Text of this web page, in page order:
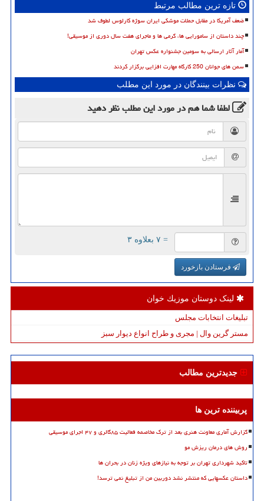
تازه ترین مطالب مرتبط
ضعف آمریکا در مقابل حملات موشکی ایران سوژه کارلوس لطوف شد
چند داستان از سامورایی ها، گرمی ها و ماجرای هفت سال دوری از موسیقی!
آمار آثار ارسالی به سومین جشنواره عکس تهران
سمن های جوانان 250 کارگاه مهارت افزایی برگزار کردند
نظرات بینندگان در مورد این مطلب
لطفا شما همدر مورد این مطلبنظر دهید
= ۷ بعلاوه ۳
فرستادن بازخورد
لینک دوستان موزیك خوان
تبلیغات انتخابات مجلس
مستر گرین وال | مجری و طراح انواع دیوار سبز
جدیدترین مطالب
پربیننده ترین ها
گزارش آماری معاونت هنری بعد از ترک مخاصمه فعالیت ۸۵گالری و ۴۷ اجرای موسیقی
روش های درمان ریزش مو
تاکید شهرداری تهران بر توجه به نیازهای ویژه زنان در بحران ها
داستان عکسهایی که منتشر نشد دوربین من از تبلیغ نمی ترسد!